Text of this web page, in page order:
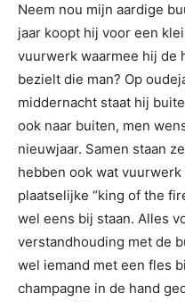
Neem nou mijn aardige
jaar koopt hij voor een
vuurwerk waarmee hij de
bezielt die man? Op
middernacht staat hij
ook naar buiten, men
nieuwjaar. Samen staan
hebben ook wat
plaatselijke “king of the
wel eens bij staan. Alles
verstandhouding met de
wel iemand met een fles
champagne in de hand